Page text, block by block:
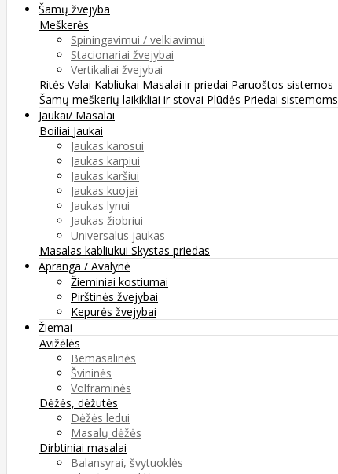
Šamų žvejyba
Meškerės
Spiningavimui / velkiavimui
Stacionariai žvejybai
Vertikaliai žvejybai
Ritės Valai Kabliukai Masalai ir priedai Paruoštos sistemos
Šamų meškerių laikikliai ir stovai Plūdės Priedai sistemoms
Jaukai/ Masalai
Boiliai Jaukai
Jaukas karosui
Jaukas karpiui
Jaukas karšiui
Jaukas kuojai
Jaukas lynui
Jaukas žiobriui
Universalus jaukas
Masalas kabliukui Skystas priedas
Apranga / Avalynė
Žieminiai kostiumai
Pirštinės žvejybai
Kepurės žvejybai
Žiemai
Avižėlės
Bemasalinės
Švininės
Volframinės
Dėžės, dėžutės
Dėžės ledui
Masalų dėžės
Dirbtiniai masalai
Balansyrai, švytuoklės